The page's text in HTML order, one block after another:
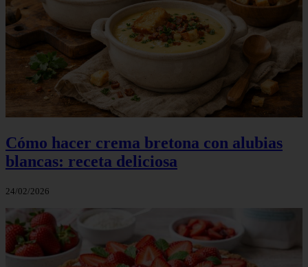
Cómo hacer crema bretona con alubias
blancas: receta deliciosa
24/02/2026